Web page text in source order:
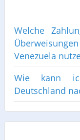
Welche
Venezuela
Wie kann
Deutschland